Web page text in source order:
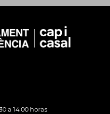
a 14:00 horas